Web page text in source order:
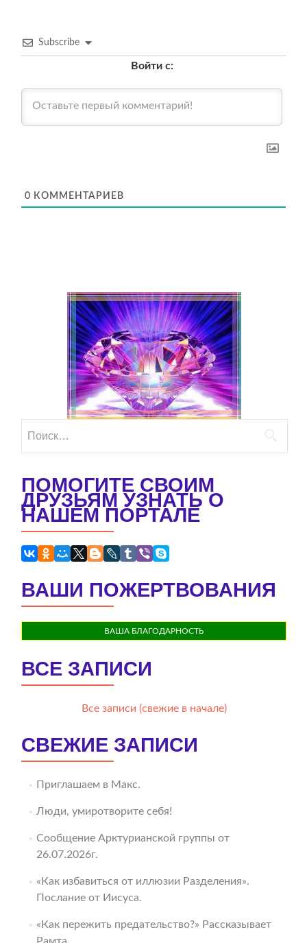
Subscribe
Войти с:
0 КОММЕНТАРИЕВ
ПОМОГИТЕ СВОИМ
ДРУЗЬЯМ УЗНАТЬ О
НАШЕМ ПОРТАЛЕ
ВАШИ ПОЖЕРТВОВАНИЯ
ВАША БЛАГОДАРНОСТЬ
ВСЕ ЗАПИСИ
Все записи (свежие в начале)
СВЕЖИЕ ЗАПИСИ
Приглашаем в Макс.
Люди, умиротворите себя!
Сообщение Арктурианской группы от
26.07.2026г.
«Как избавиться от иллюзии Разделения».
Послание от Иисуса.
«Как пережить предательство?» Рассказывает